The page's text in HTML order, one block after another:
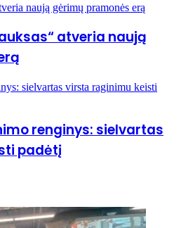
naują gėrimų pramonės erą
atveria naują
sielvartas virsta raginimu keisti
renginys: sielvartas
padėtį